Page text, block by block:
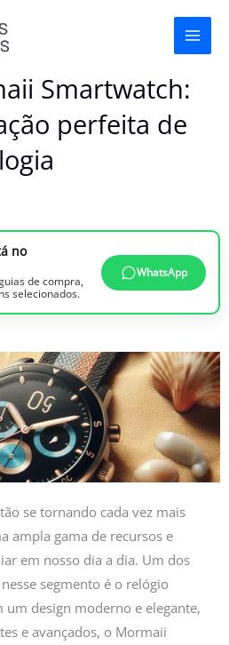
Smartwatch:
perfeita de
no
de compra,
selecionados.
WhatsApp
se tornando cada vez mais
ampla gama de recursos e
em nosso dia a dia. Um dos
segmento é o relógio
design moderno e elegante,
e avançados, o Mormaii